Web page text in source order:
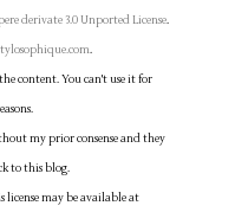
derivate 3.0 Unported License.
.
content. You can't use it for
my prior consense and they
to this blog.
license may be available at